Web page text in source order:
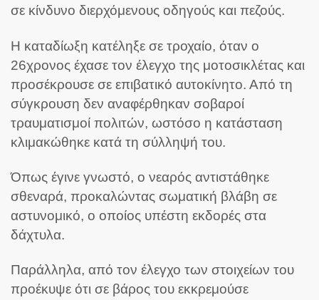
σε κίνδυνο διερχόμενους οδηγούς και πεζούς.
Η καταδίωξη κατέληξε σε τροχαίο, όταν ο
26χρονος έχασε τον έλεγχο της μοτοσικλέτας και
προσέκρουσε σε επιβατικό αυτοκίνητο. Από τη
σύγκρουση δεν αναφέρθηκαν σοβαροί
τραυματισμοί πολιτών, ωστόσο η κατάσταση
κλιμακώθηκε κατά τη σύλληψή του.
Όπως έγινε γνωστό, ο νεαρός αντιστάθηκε
σθεναρά, προκαλώντας σωματική βλάβη σε
αστυνομικό, ο οποίος υπέστη εκδορές στα
δάχτυλα.
Παράλληλα, από τον έλεγχο των στοιχείων του
προέκυψε ότι σε βάρος του εκκρεμούσε